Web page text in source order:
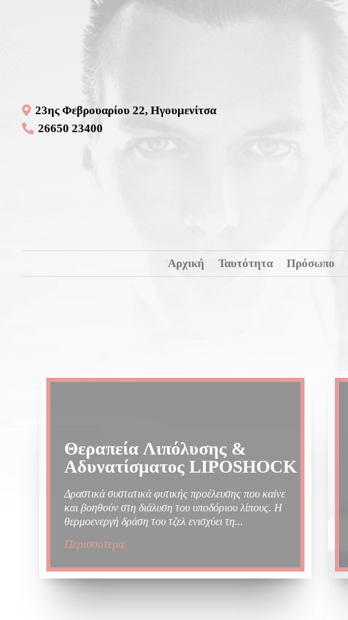
23ης Φεβρουαρίου 22, Ηγουμενίτσα
26650 23400
Αρχική Ταυτότητα Πρόσωπο
Θεραπεία Λιπόλυσης &
Αδυνατίσματος LIPOSHOCK
Δραστικά συστατικά φυτικής προέλευσης που καίνε
και βοηθούν στη διάλυση του υποδόριου λίπους. Η
θερμοενεργή δράση του τζελ ενισχύει τη...
Περισσότερα